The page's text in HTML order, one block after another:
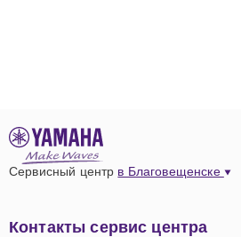
Сервисный центр в Благовещенске
Контакты сервис центра